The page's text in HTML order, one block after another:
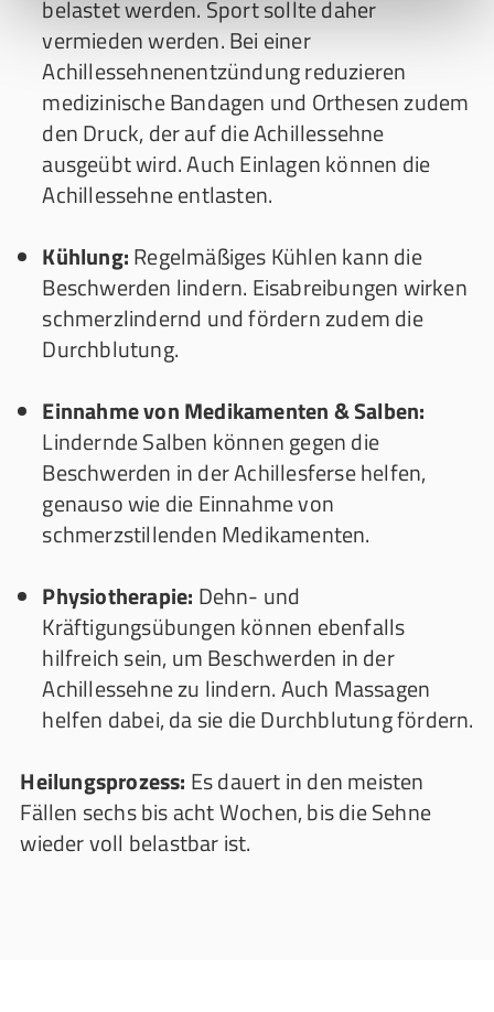
belastet werden. Sport sollte daher
vermieden werden. Bei einer
Achillessehnenentzündung reduzieren
medizinische Bandagen und Orthesen zudem
den Druck, der auf die Achillessehne
ausgeübt wird. Auch Einlagen können die
Achillessehne entlasten.
Kühlung:Regelmäßiges Kühlen kann die
Beschwerden lindern. Eisabreibungen wirken
schmerzlindernd und fördern zudem die
Durchblutung.
Einnahme von Medikamenten & Salben:
Lindernde Salben können gegen die
Beschwerden in der Achillesferse helfen,
genauso wie die Einnahme von
schmerzstillenden Medikamenten.
Physiotherapie: Dehn- und
Kräftigungsübungen können ebenfalls
hilfreich sein, um Beschwerden in der
Achillessehne zu lindern. Auch Massagen
helfen dabei, da sie die Durchblutung fördern.
Heilungsprozess: Es dauert in den meisten
Fällen sechs bis acht Wochen, bis die Sehne
wieder voll belastbar ist.